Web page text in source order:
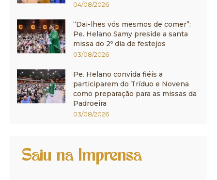
04/08/2026
“Dai-lhes vós mesmos de comer”:
Pe. Helano Samy preside a santa
missa do 2º dia de festejos
03/08/2026
Pe. Helano convida fiéis a
participarem do Tríduo e Novena
como preparação para as missas da
Padroeira
03/08/2026
Saiu na Imprensa